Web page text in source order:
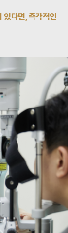
있다면, 즉각적인